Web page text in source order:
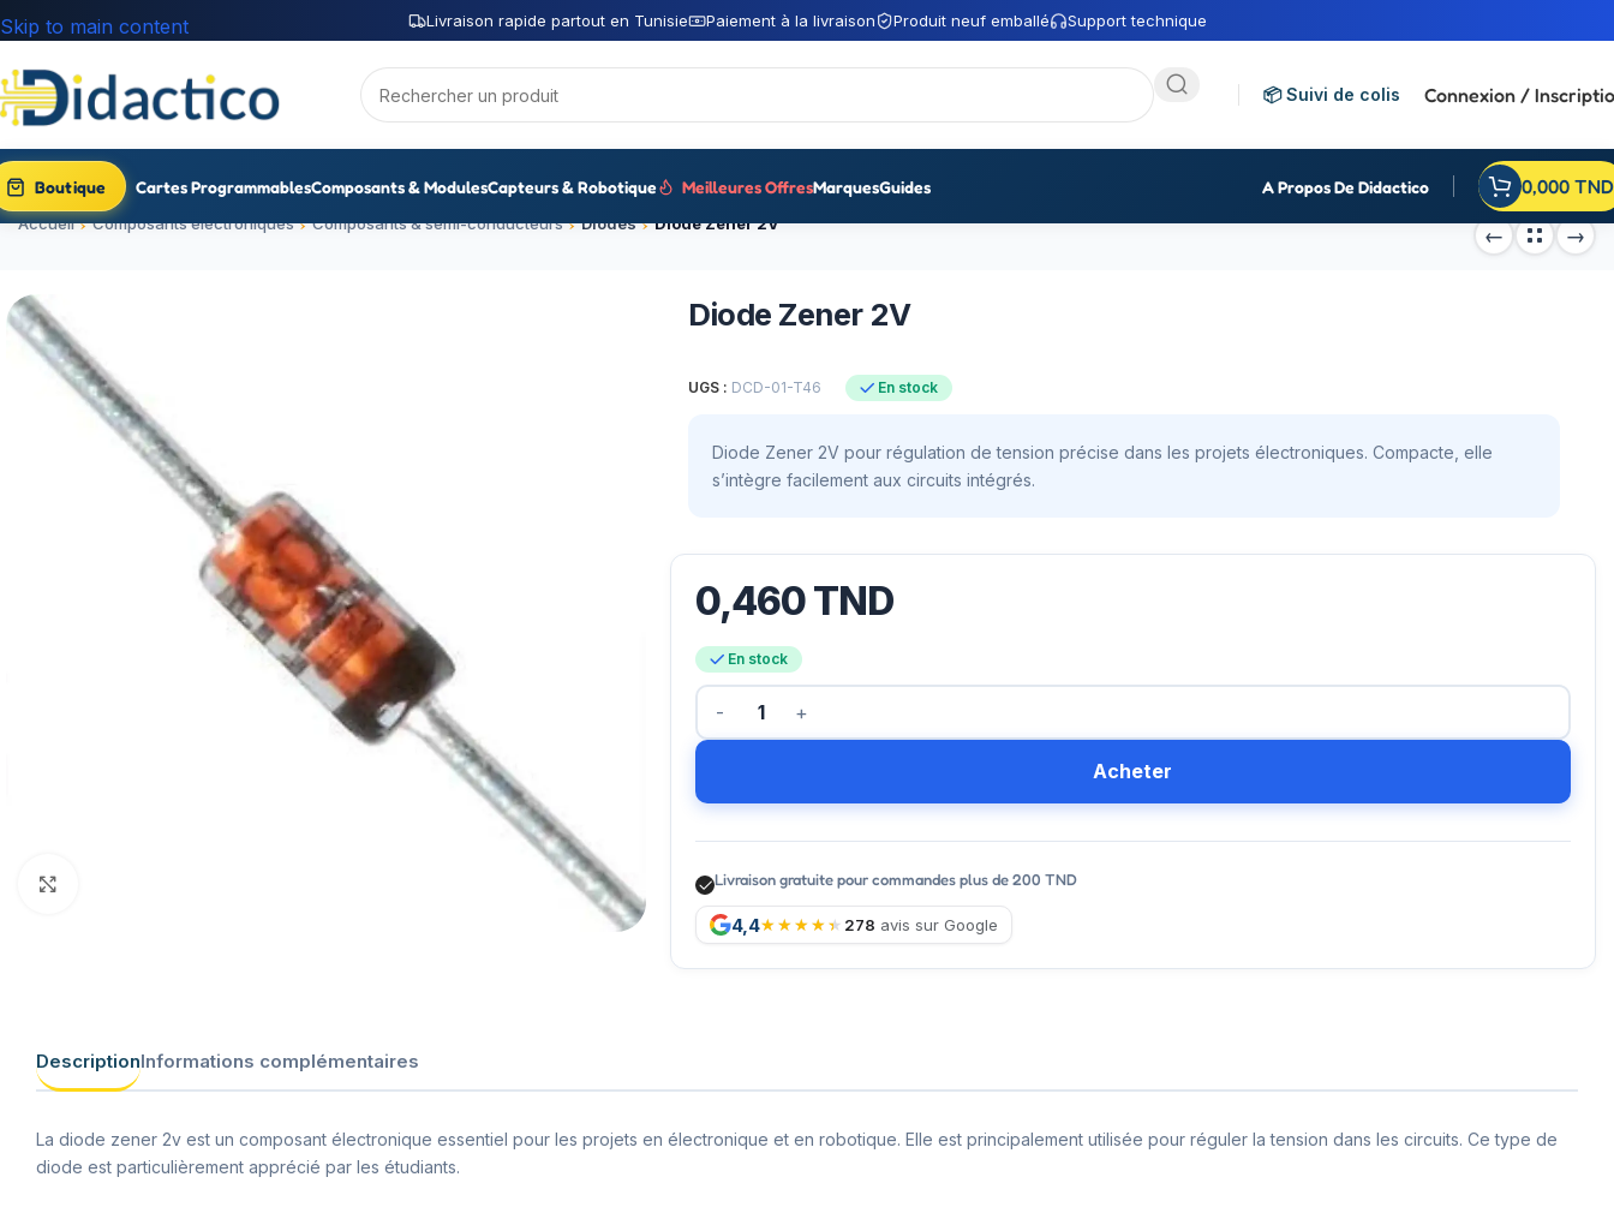
Livraison rapide partout en Tunisie Paiement à la livraison Produit neuf emballé Support technique
Skip to main content
📦 Suivi de colis Connexion /
Boutique Cartes ProgrammablesComposants & ModulesCapteurs & Robotique Meilleures OffresMarquesGuides A Propos De Didactico 0,000 TND
Accueil Composants électroniques Composants & semi-conducteurs Diodes Diode Zener 2V
Diode Zener 2V
UGS : DCD-01-T46 En stock
Diode Zener 2V pour régulation de tension précise dans les projets électroniques. Compacte, elle
s’intègre facilement aux circuits intégrés.
0,460TND
En stock
Acheter
Livraison gratuite pour commandes plus de 200 TND
4,4 278 avis sur Google
DescriptionInformations complémentaires
La diode zener 2v est un composant électronique essentiel pour les projets en électronique et en robotique. Elle est principalement utilisée pour réguler la tension dans les circuits. Ce type de
diode est particulièrement apprécié par les étudiants.